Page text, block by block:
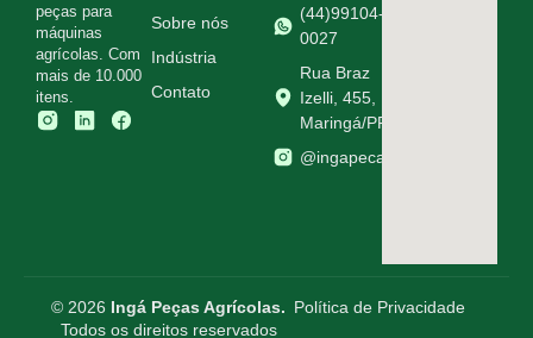
peças para
máquinas
agrícolas. Com
mais de 10.000
itens.
Sobre nós
Indústria
Contato
(44)99104-
0027
Rua Braz
Izelli, 455,
Maringá/PR
@ingapecasagricolas
© 2026 Ingá Peças Agrícolas.
Todos os direitos reservados
Política de Privacidade